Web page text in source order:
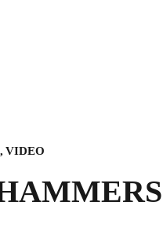
, VIDEO